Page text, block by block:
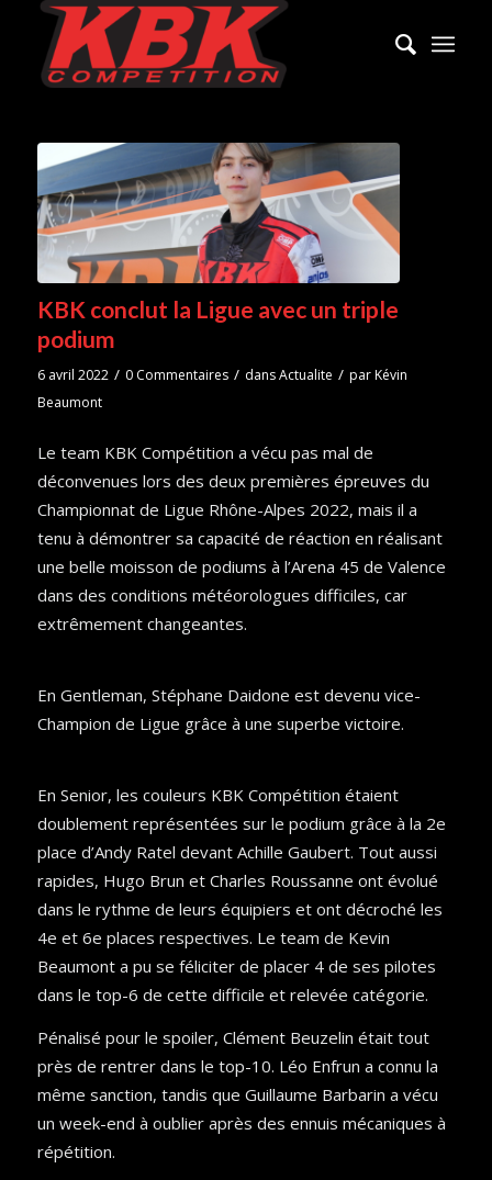
KBK conclut la Ligue avec un triple
podium
6 avril 2022 / 0 Commentaires / dansActualite / parKévin
Beaumont
Le team KBK Compétition a vécu pas mal de
déconvenues lors des deux premières épreuves du
Championnat de Ligue Rhône-Alpes 2022, mais il a
tenu à démontrer sa capacité de réaction en réalisant
une belle moisson de podiums à l’Arena 45 de Valence
dans des conditions météorologues difficiles, car
extrêmement changeantes.
En Gentleman, Stéphane Daidone est devenu vice-
Champion de Ligue grâce à une superbe victoire.
En Senior, les couleurs KBK Compétition étaient
doublement représentées sur le podium grâce à la 2e
place d’Andy Ratel devant Achille Gaubert. Tout aussi
rapides, Hugo Brun et Charles Roussanne ont évolué
dans le rythme de leurs équipiers et ont décroché les
4e et 6e places respectives. Le team de Kevin
Beaumont a pu se féliciter de placer 4 de ses pilotes
dans le top-6 de cette difficile et relevée catégorie.
Pénalisé pour le spoiler, Clément Beuzelin était tout
près de rentrer dans le top-10. Léo Enfrun a connu la
même sanction, tandis que Guillaume Barbarin a vécu
un week-end à oublier après des ennuis mécaniques à
répétition.